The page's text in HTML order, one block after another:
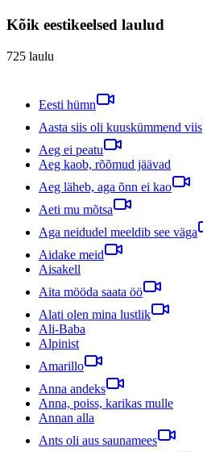
Kõik eestikeelsed laulud
725 laulu
Eesti hümn
Aasta siis oli kuuskümmend viis
Aeg ei peatu
Aeg kaob, rõõmud jäävad
Aeg läheb, aga õnn ei kao
Aeti mu mõtsa
Aga neidudel meeldib see väga
Aidake meid
Aisakell
Aita mööda saata öö
Alati olen mina lustlik
Ali-Baba
Alpinist
Amarillo
Anna andeks
Anna, poiss, karikas mulle
Annan alla
Ants oli aus saunamees